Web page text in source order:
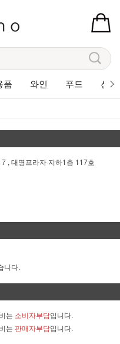
품 와인 푸드 선
, 대명프라자 지하1층 117호
니다.
는 소비자부담입니다.
는 판매자부담입니다.